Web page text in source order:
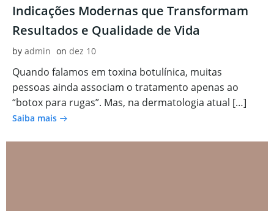
Indicações Modernas que Transformam
Resultados e Qualidade de Vida
by admin on dez 10
Quando falamos em toxina botulínica, muitas
pessoas ainda associam o tratamento apenas ao
“botox para rugas”. Mas, na dermatologia atual […]
Saiba mais